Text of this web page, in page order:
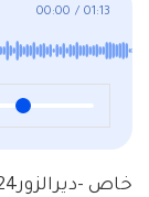
00:00 / 01:13
خاص -ديرالزور24